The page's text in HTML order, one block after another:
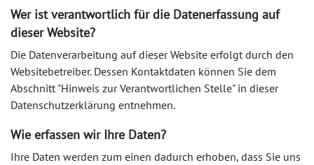
Wer ist verantwortlich für die Datenerfassung auf
dieser Website?
Die Datenverarbeitung auf dieser Website erfolgt durch den
Websitebetreiber. Dessen Kontaktdaten können Sie dem
Abschnitt "Hinweis zur Verantwortlichen Stelle" in dieser
Datenschutzerklärung entnehmen.
Wie erfassen wir Ihre Daten?
Ihre Daten werden zum einen dadurch erhoben, dass Sie uns